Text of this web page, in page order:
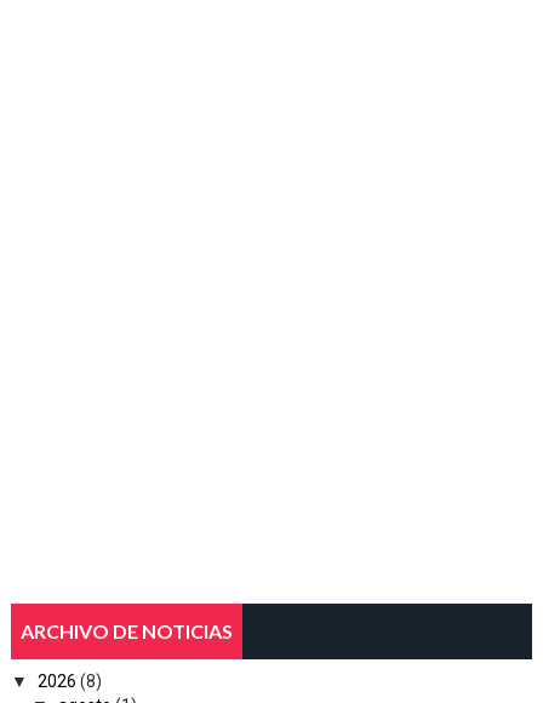
ARCHIVO DE NOTICIAS
▼ 2026 (8)